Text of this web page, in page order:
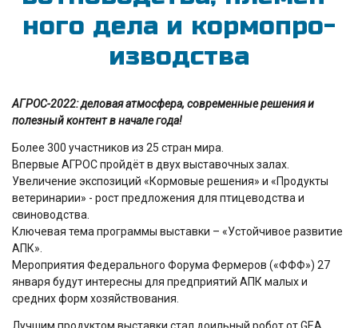
но­го де­ла и кор­мопро­
из­водс­тва
АГРОС-2022: деловая атмосфера, современные решения и
полезный контент в начале года!
Более 300 участников из 25 стран мира.
Впервые АГРОС пройдёт в двух выставочных залах.
Увеличение экспозиций «Кормовые решения» и «Продукты
ветеринарии» - рост предложения для птицеводства и
свиноводства.
Ключевая тема программы выставки – «Устойчивое развитие
АПК».
Мероприятия Федерального Форума Фермеров («ФФФ») 27
января будут интересны для предприятий АПК малых и
средних форм хозяйствования.
Лучшим продуктом выставки стал доильный робот от GEA